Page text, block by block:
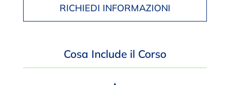
RICHIEDI INFORMAZIONI
Cosa Include il Corso